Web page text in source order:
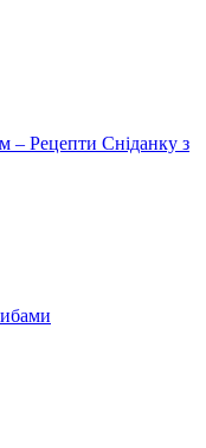
– Рецепти Сніданку з